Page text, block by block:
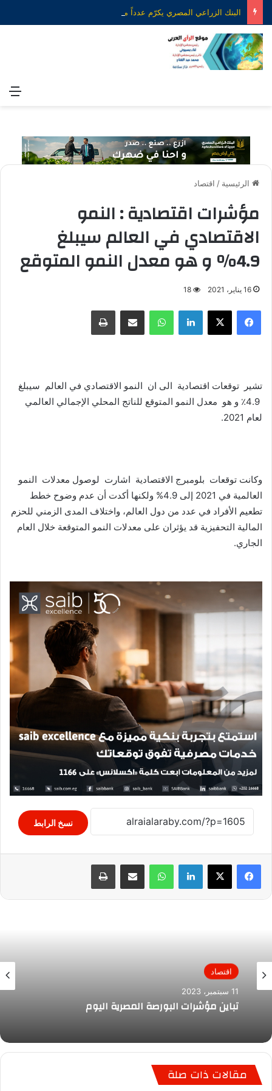
الرئيسية / اقتصاد
مؤشرات اقتصادية : النمو
الاقتصادي في العالم سيبلغ
4.9٪ و هو معدل النمو المتوقع
16 يناير، 2021 18
فيسبوك X لينكدإن واتساب مشاركة عبر البريد طباعة
تشير توقعات اقتصادية الى ان النمو الاقتصادي في العالم سيبلغ
4.9٪ و هو معدل النمو المتوقع للناتج المحلي الإجمالي العالمي
لعام 2021.
وكانت توقعات بلومبرج الاقتصادية اشارت لوصول معدلات النمو
العالمية في 2021 إلى 4.9% ولكنها أكدت أن عدم وضوح خطط
تطعيم الأفراد في عدد من دول العالم، واختلاف المدى الزمني للحزم
المالية التحفيزية قد يؤثران على معدلات النمو المتوقعة خلال العام
الجاري.
نسخ الرابط
لينكدإن واتساب مشاركة عبر البريد طباعة
اقتصاد
11 سبتمبر، 2023
تباين مؤشرات البورصة المصرية اليوم
مقالات ذات صلة